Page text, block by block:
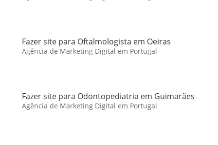
Fazer site para Oftalmologista em Oeiras
Agência de Marketing Digital em Portugal
Fazer site para Odontopediatria em Guimarães
Agência de Marketing Digital em Portugal